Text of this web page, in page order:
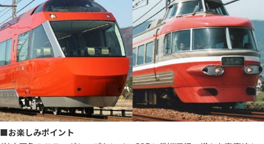
■お楽しみポイント